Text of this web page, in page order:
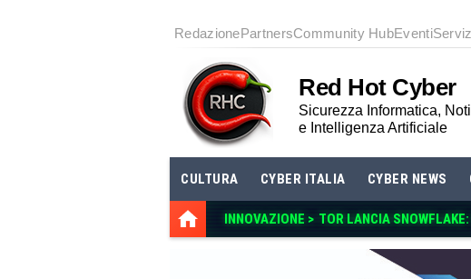
RedazionePartnersCommunity HubEventi
Red Hot Cyber
Sicurezza Informatica,
e Intelligenza Artificiale
CULTURA CYBER ITALIA CYBER NEWS
INNOVAZIONE > TOR LANCIA